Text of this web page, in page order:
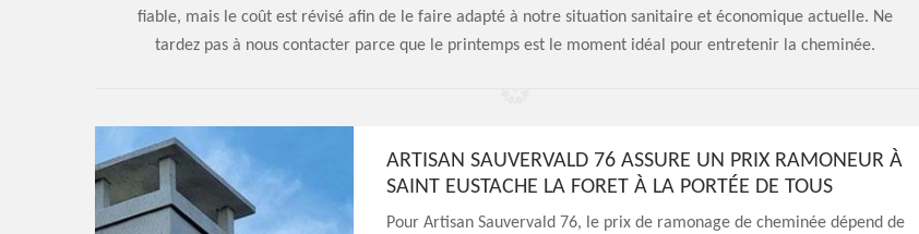
fiable, mais le coût est révisé afin de le faire adapté à notre situation sanitaire et économique actuelle. Ne
tardez pas à nous contacter parce que le printemps est le moment idéal pour entretenir la cheminée.
ARTISAN SAUVERVALD 76 ASSURE UN PRIX RAMONEUR À
SAINT EUSTACHE LA FORET À LA PORTÉE DE TOUS
Pour Artisan Sauvervald 76, le prix de ramonage de cheminée dépend de